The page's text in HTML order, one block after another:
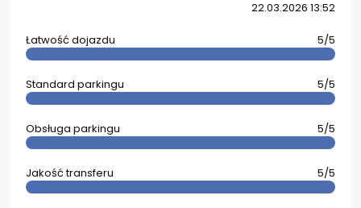
22.03.2026 13:52
Łatwość dojazdu 5/5
Standard parkingu 5/5
Obsługa parkingu 5/5
Jakość transferu 5/5